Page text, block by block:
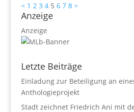
< 1 2 3 4 5 6 7 8 >
Anzeige
Anzeige
Letzte Beiträge
Einladung zur Beteiligung an
Anthologieprojekt
Stadt zeichnet Friedrich Ani mit